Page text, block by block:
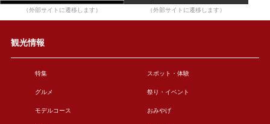
（外部サイトに遷移します） （外部サイトに遷移します）
観光情報
特集 スポット・体験
グルメ 祭り・イベント
モデルコース おみやげ